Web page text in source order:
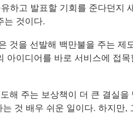
하고 발표할 기회를 준다던지
는 것이다.
것을 선발해 백만불을 주는 제
아이디어를 바로 서비스에 접목
해 주는 보상책이 더 큰 결실을
것 배우 쉬운 일이다. 하지만,